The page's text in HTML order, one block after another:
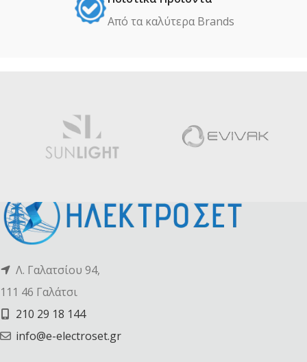
Από τα καλύτερα Βrands
Λ. Γαλατσίου 94,
111 46 Γαλάτσι
210 29 18 144
info@e-electroset.gr